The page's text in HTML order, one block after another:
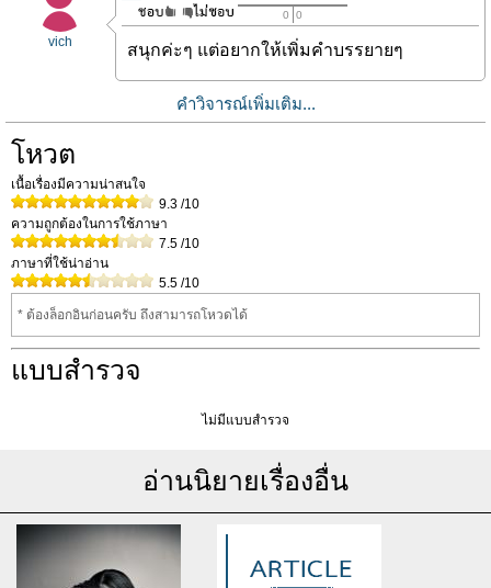
vich
0 0
สนุกค่ะๆ แต่อยากให้เพิ่มคำบรรยายๆ
คำวิจารณ์เพิ่มเติม...
โหวต
เนื้อเรื่องมีความน่าสนใจ
9.3 /10
ความถูกต้องในการใช้ภาษา
7.5 /10
ภาษาที่ใช้น่าอ่าน
5.5 /10
* ต้องล็อกอินก่อนครับ ถึงสามารถโหวดได้
แบบสำรวจ
ไม่มีแบบสำรวจ
อ่านนิยายเรื่องอื่น